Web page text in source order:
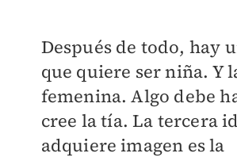
Después de todo, hay
que quiere ser niña. Y
femenina. Algo debe
cree la tía. La tercera
adquiere imagen es la